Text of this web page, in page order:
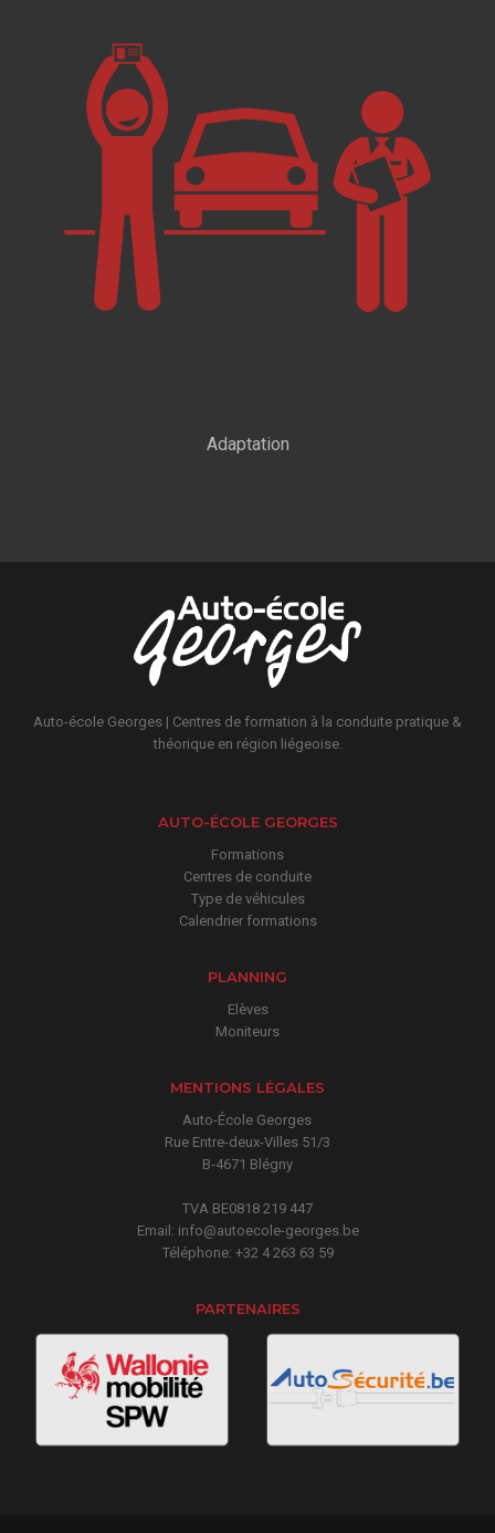
Adaptation
Auto-école Georges | Centres de formation à la conduite pratique &
théorique en région liégeoise.
AUTO-ÉCOLE GEORGES
Formations
Centres de conduite
Type de véhicules
Calendrier formations
PLANNING
Elèves
Moniteurs
MENTIONS LÉGALES
Auto-École Georges
Rue Entre-deux-Villes 51/3
B-4671 Blégny
TVA BE0818 219 447
Email: info@autoecole-georges.be
Téléphone: +32 4 263 63 59
PARTENAIRES